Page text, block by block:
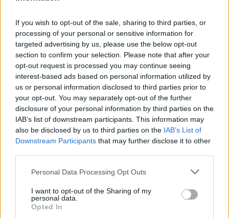
If you wish to opt-out of the sale, sharing to third parties, or
processing of your personal or sensitive information for
targeted advertising by us, please use the below opt-out
section to confirm your selection. Please note that after your
opt-out request is processed you may continue seeing
interest-based ads based on personal information utilized by
us or personal information disclosed to third parties prior to
your opt-out. You may separately opt-out of the further
disclosure of your personal information by third parties on the
IAB’s list of downstream participants. This information may
also be disclosed by us to third parties on the IAB’s List of
Downstream Participants that may further disclose it to other
Personal Data Processing Opt Outs
I want to opt-out of the Sharing of my
personal data.
Opted In
Ähnliche Rezepte
Mandarin Manhattan Cocktail
Leicht
Bloody Mary
Leicht
Kokos Winter
Leicht
Sensenmann
Leicht
Manhattan